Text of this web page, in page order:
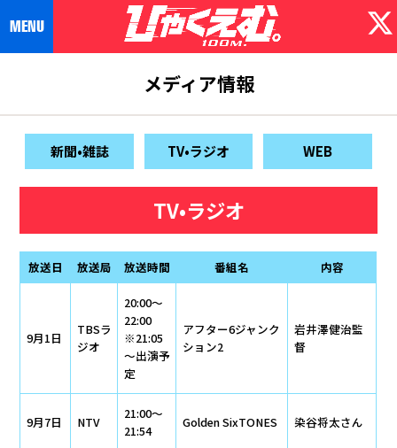
メディア情報
新聞•雑誌 TV•ラジオ WEB
TV•ラジオ
放送日 放送局 放送時間 番組名 内容
9月1日
TBSラ
ジオ
20:00～
22:00
※21:05
～出演予
定
アフター6ジャンク
ション2
岩井澤健治監
督
9月7日 NTV
21:00～
21:54
Golden SixTONES 染谷将太さん